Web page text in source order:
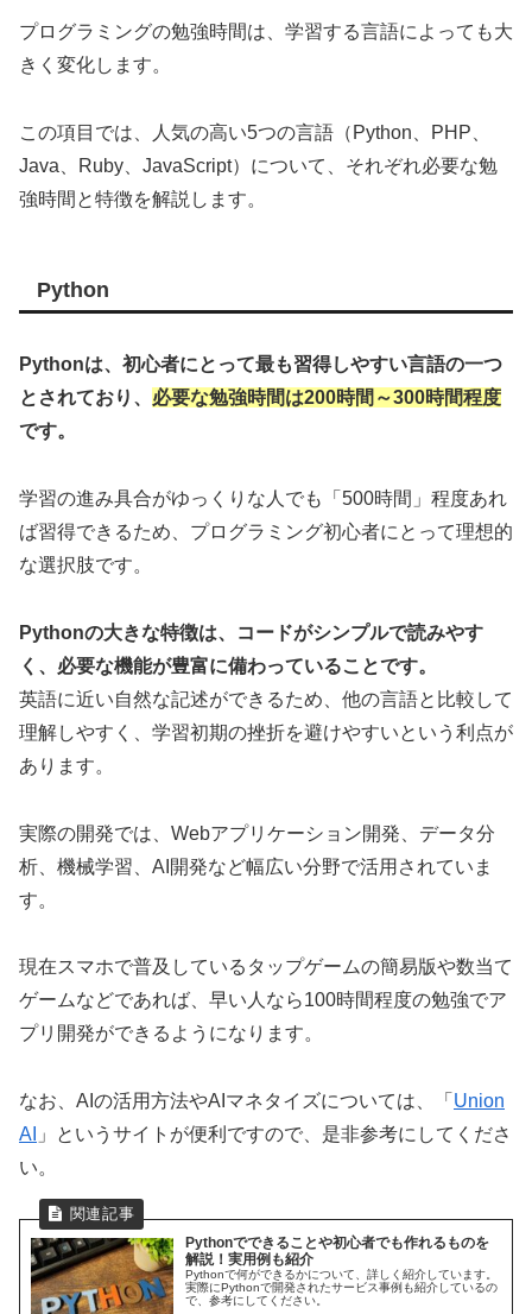
プログラミングの勉強時間は、学習する言語によっても大
きく変化します。
この項目では、人気の高い5つの言語（Python、PHP、
Java、Ruby、JavaScript）について、それぞれ必要な勉
強時間と特徴を解説します。
Python
Pythonは、初心者にとって最も習得しやすい言語の一つ
とされており、 必要な勉強時間は200時間～300時間程度
です。
学習の進み具合がゆっくりな人でも「500時間」程度あれ
ば習得できるため、プログラミング初心者にとって理想的
な選択肢です。
Pythonの大きな特徴は、コードがシンプルで読みやす
く、必要な機能が豊富に備わっていることです。
英語に近い自然な記述ができるため、他の言語と比較して
理解しやすく、学習初期の挫折を避けやすいという利点が
あります。
実際の開発では、Webアプリケーション開発、データ分
析、機械学習、AI開発など幅広い分野で活用されていま
す。
現在スマホで普及しているタップゲームの簡易版や数当て
ゲームなどであれば、早い人なら100時間程度の勉強でア
プリ開発ができるようになります。
なお、AIの活用方法やAIマネタイズについては、「 Union
AI
」というサイトが便利ですので、是非参考にしてくださ
い。
Pythonでできることや初心者でも作れるものを
解説！実用例も紹介
Pythonで何ができるかについて、詳しく紹介しています。
実際にPythonで開発されたサービス事例も紹介しているの
で、参考にしてください。